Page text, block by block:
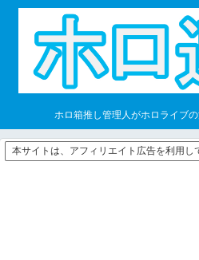
ホロ箱推し管理人がホロライブの
本サイトは、アフィリエイト広告を利用し